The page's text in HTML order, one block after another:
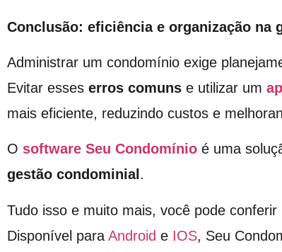
Conclusão: eficiência e organização na
Administrar um condomínio exige
Evitar esses erros comuns e utilizar um
mais eficiente, reduzindo custos e
O software Seu Condomínio é uma
gestão condominial .
Tudo isso e muito mais, você pode
Disponível para Android e IOS, Seu